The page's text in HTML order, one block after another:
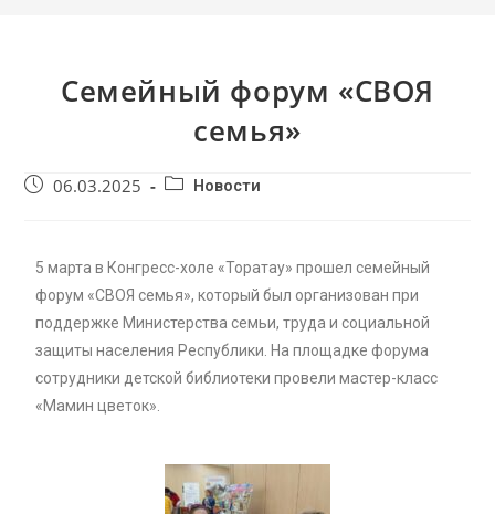
Семейный форум «СВОЯ
семья»
06.03.2025 Новости
5 марта в Конгресс-холе «Торатау» прошел семейный
форум «СВОЯ семья», который был организован при
поддержке Министерства семьи, труда и социальной
защиты населения Республики. На площадке форума
сотрудники детской библиотеки провели мастер-класс
«Мамин цветок».